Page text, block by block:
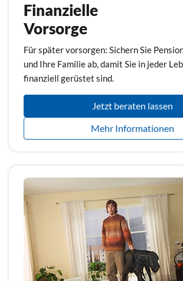
Finanzielle
Vorsorge
Für später vorsorgen: Sichern Sie
und Ihre Familie ab, damit Sie in jeder
finanziell gerüstet sind.
Jetzt beraten lassen
Mehr Informationen